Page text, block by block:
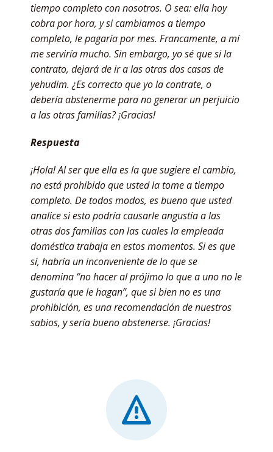
tiempo completo con nosotros. O sea: ella hoy
cobra por hora, y si cambiamos a tiempo
completo, le pagaría por mes. Francamente, a mí
me serviría mucho. Sin embargo, yo sé que si la
contrato, dejará de ir a las otras dos casas de
yehudim. ¿Es correcto que yo la contrate, o
debería abstenerme para no generar un perjuicio
a las otras familias? ¡Gracias!
Respuesta
¡Hola! Al ser que ella es la que sugiere el cambio,
no está prohibido que usted la tome a tiempo
completo. De todos modos, es bueno que usted
analice si esto podría causarle angustia a las
otras dos familias con las cuales la empleada
doméstica trabaja en estos momentos. Si es que
sí, habría un inconveniente de lo que se
denomina “no hacer al prójimo lo que a uno no le
gustaría que le hagan”, que si bien no es una
prohibición, es una recomendación de nuestros
sabios, y sería bueno abstenerse. ¡Gracias!